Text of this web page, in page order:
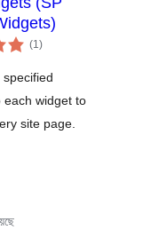
(1total
ratings
)
each widget to
site page.